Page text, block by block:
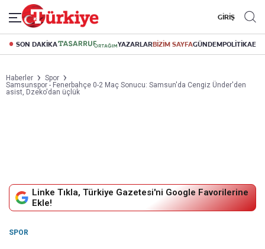
GİRİŞ
SON DAKİKA YAZARLARBİZİM SAYFAGÜNDEMPOLİTİKA
Haberler
Spor
Samsunspor - Fenerbahçe 0-2 Maç Sonucu: Samsun'da Cengiz Ünder'den
asist, Dzeko'dan üçlük
Linke Tıkla, Türkiye Gazetesi'ni Google Favorilerine
Ekle!
SPOR